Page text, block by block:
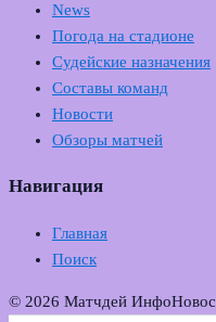
News
Погода на стадионе
Судейские назначения
Составы команд
Новости
Обзоры матчей
Навигация
Главная
Поиск
© 2026 Матчдей Инфо